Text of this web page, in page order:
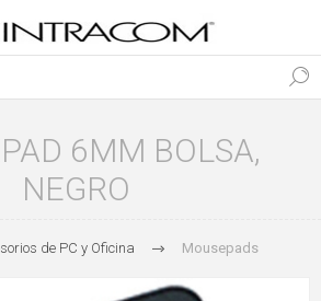
6MM BOLSA,
NEGRO
de PC y Oficina Mousepads